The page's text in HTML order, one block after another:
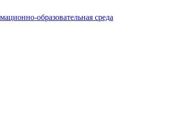
образовательная среда